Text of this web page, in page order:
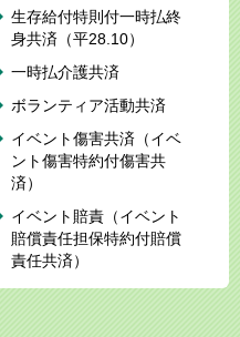
生存給付特則付一時払終
身共済（平28.10）
一時払介護共済
ボランティア活動共済
イベント傷害共済（イベ
ント傷害特約付傷害共
済）
イベント賠責（イベント
賠償責任担保特約付賠償
責任共済）